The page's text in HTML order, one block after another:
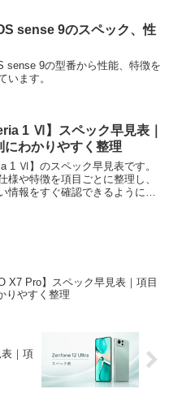
sense 9のスペック、性
sense 9の型番から性能、特徴を
います。
1 Ⅵ】スペック早見表｜
にわかりやすく整理
1 Ⅵ】のスペック早見表です。
様や特徴を項目ごとに整理し、
情報をすぐ確認できるようにま
X7 Pro】スペック早見表｜項目
りやすく整理
表｜項